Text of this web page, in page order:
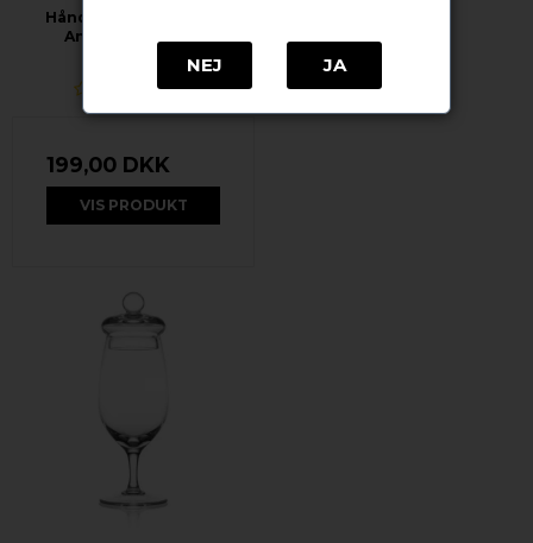
Håndlavet whiskyglas
AmberGlass G101
199,00 DKK
VIS PRODUKT
NEJ JA